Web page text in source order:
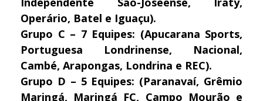
Operário, Batel e Iguaçu).
Grupo C – 7 Equipes: (Apucarana Sports,
Portuguesa Londrinense, Nacional,
Cambé, Arapongas, Londrina e REC).
Grupo D – 5 Equipes: (Paranavaí, Grêmio
Maringá, Maringá FC, Campo Mourão e